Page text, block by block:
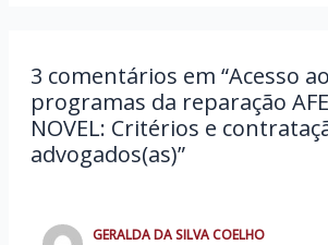
3 comentários em “Acesso
programas da reparação
NOVEL: Critérios e
advogados(as)”
GERALDA DA SILVA COELHO